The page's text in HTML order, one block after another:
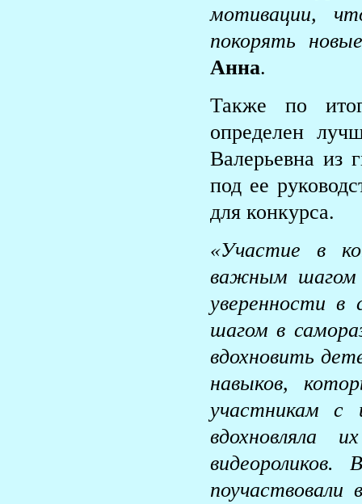
мотивации,
покорять
Анна.
Также по
определен
Валерьевна из
под ее
для конкурса.
«Участие в
важным шагом
уверенности
шагом в
вдохновить
навыков,
участникам с
вдохновляла